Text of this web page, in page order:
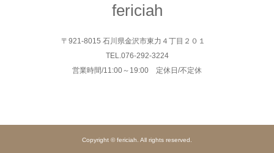
fericiah
〒921-8015 石川県金沢市東力４丁目２０１
TEL.076-292-3224
営業時間/11:00～19:00 定休日/不定休
Copyright © fericiah. All rights reserved.